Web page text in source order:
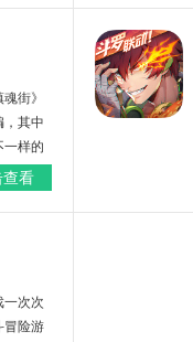
街》
，其中
一样的
快来
查看
一次次
冒险游